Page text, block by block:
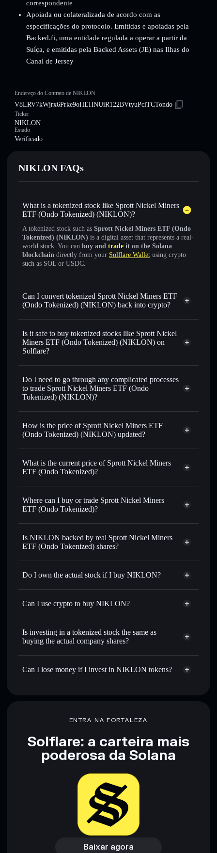
correspondente
Apoiada ou colateralizada de acordo com as
especificações do protocolo. Emitidas e apoiadas pela
Backed.fi, uma entidade regulada a operar a partir da
Suíça, e emitidas pela Backed Assets (JE) nas Ilhas do
Canal de Jersey
Endereço do Contrato de NIKLON
V8LRV7kWjrx6Prke9oHEHNUiR122BVtyuPciTCTondo
Ticker
NIKLON
Estado
Verificado
NIKLON FAQs
What is a tokenized stock like Sprott Nickel Miners
ETF (Ondo Tokenized) (NIKLON)?
A tokenized stock such as Sprott Nickel Miners ETF (Ondo
Tokenized) (NIKLON) is a digital asset that represents a real-
world stock. You can buy and trade it on the Solana
blockchain directly from your Solflare Wallet using crypto
such as SOL or USDC.
Can I convert tokenized Sprott Nickel Miners ETF
(Ondo Tokenized) (NIKLON) back into crypto?
Sprott Nickel Miners ETF (Ondo
Is it safe to buy tokenized stocks like Sprott Nickel
Miners ETF (Ondo Tokenized) (NIKLON) on
Solflare?
1:1 backed,
Do I need to go through any complicated processes
to trade Sprott Nickel Miners ETF (Ondo
Tokenized) (NIKLON)?
How is the price of Sprott Nickel Miners ETF
(Ondo Tokenized) (NIKLON) updated?
Sprott Nickel Miners ETF (Ondo
stock price
What is the current price of Sprott Nickel Miners
ETF (Ondo Tokenized)?
Sprott Nickel Miners ETF (Ondo
3.62%
Where can I buy or trade Sprott Nickel Miners
ETF (Ondo Tokenized)?
Is NIKLON backed by real Sprott Nickel Miners
ETF (Ondo Tokenized) shares?
Do I own the actual stock if I buy NIKLON?
Can I use crypto to buy NIKLON?
Is investing in a tokenized stock the same as
buying the actual company shares?
Can I lose money if I invest in NIKLON tokens?
ENTRA NA FORTALEZA
Solflare: a carteira mais
poderosa da Solana
Baixar agora
Baixar agora
Acessar carteira